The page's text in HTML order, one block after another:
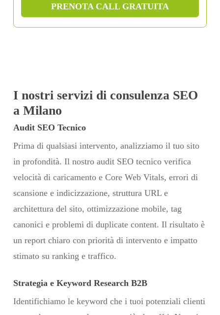
PRENOTA CALL GRATUITA
I nostri servizi di consulenza SEO
a Milano
Audit SEO Tecnico
Prima di qualsiasi intervento, analizziamo il tuo sito
in profondità. Il nostro audit SEO tecnico verifica
velocità di caricamento e Core Web Vitals, errori di
scansione e indicizzazione, struttura URL e
architettura del sito, ottimizzazione mobile, tag
canonici e problemi di duplicate content. Il risultato è
un report chiaro con priorità di intervento e impatto
stimato su ranking e traffico.
Strategia e Keyword Research B2B
Identifichiamo le keyword che i tuoi potenziali clienti